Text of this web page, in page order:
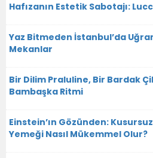
Hafızanın Estetik Sabotajı:
Yaz Bitmeden İstanbul’da
Mekanlar
Bir Dilim Praluline, Bir Bardak
Bambaşka Ritmi
Einstein’ın Gözünden:
Yemeği Nasıl Mükemmel Olur?